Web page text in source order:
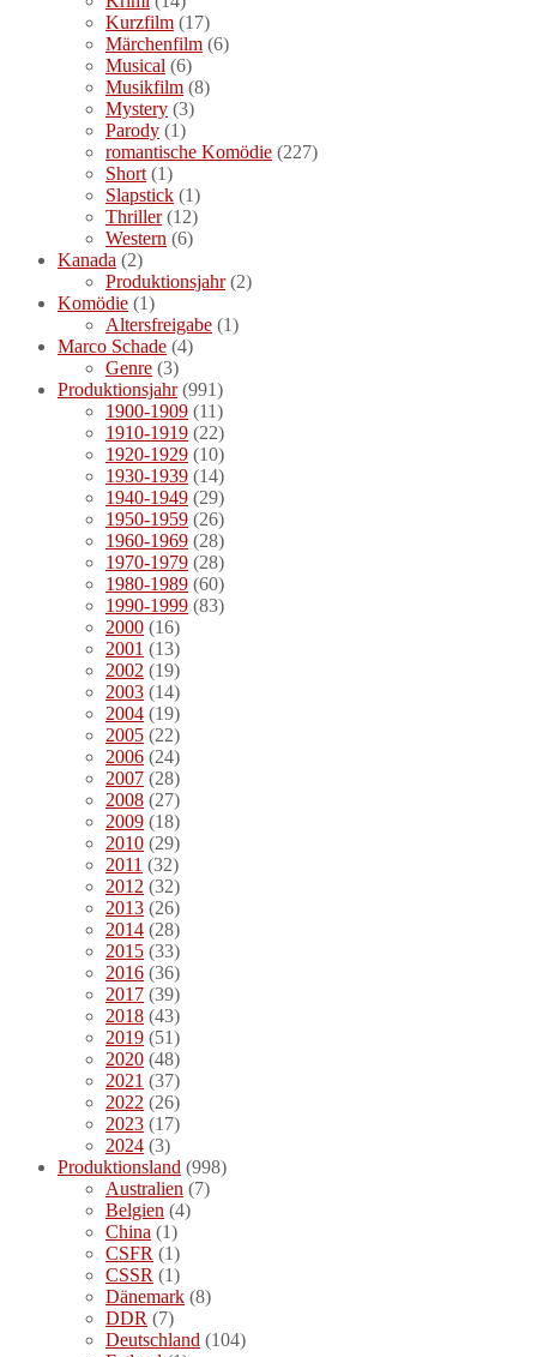
Kurzfilm (17)
Märchenfilm (6)
Musical (6)
Musikfilm (8)
Mystery (3)
Parody (1)
romantische Komödie (227)
Short (1)
Slapstick (1)
Thriller(12)
Western (6)
Kanada (2)
Produktionsjahr(2)
Komödie (1)
Altersfreigabe (1)
Marco Schade (4)
Genre (3)
Produktionsjahr(991)
1900-1909 (11)
1910-1919 (22)
1920-1929 (10)
1930-1939 (14)
1940-1949 (29)
1950-1959 (26)
1960-1969 (28)
1970-1979 (28)
1980-1989 (60)
1990-1999 (83)
2000 (16)
2001 (13)
2002 (19)
2003 (14)
2004 (19)
2005 (22)
2006 (24)
2007 (28)
2008 (27)
2009 (18)
2010 (29)
2011 (32)
2012 (32)
2013 (26)
2014 (28)
2015 (33)
2016 (36)
2017 (39)
2018 (43)
2019 (51)
2020 (48)
2021 (37)
2022 (26)
2023 (17)
2024 (3)
Produktionsland (998)
Australien (7)
Belgien (4)
China (1)
CSFR (1)
CSSR (1)
Dänemark (8)
DDR (7)
Deutschland (104)